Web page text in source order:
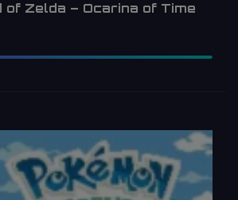
of Zelda – Ocarina of Time